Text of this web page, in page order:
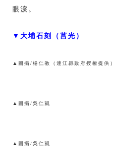
眼淚。
▼大埔石刻（莒光）
▲圖攝/楊仁教（連江縣政府授權提供）
▲圖攝/吳仁凱
▲圖攝/吳仁凱